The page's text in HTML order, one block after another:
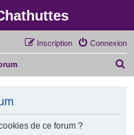
Connexion
Inscription
de ce forum ?